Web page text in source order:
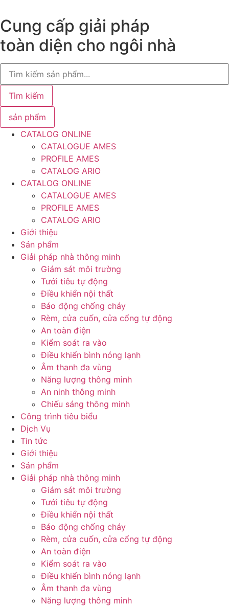
đến
nội
dung
Cung cấp giải pháp
toàn diện cho ngôi nhà
Search
Tìm kiếm
sản phẩm
CATALOG ONLINE
CATALOGUE AMES
PROFILE AMES
CATALOG ARIO
CATALOG ONLINE
CATALOGUE AMES
PROFILE AMES
CATALOG ARIO
Giới thiệu
Sản phẩm
Giải pháp nhà thông minh
Giám sát môi trường
Tưới tiêu tự động
Điều khiển nội thất
Báo động chống cháy
Rèm, cửa cuốn, cửa cổng tự động
An toàn điện
Kiểm soát ra vào
Điều khiển bình nóng lạnh
Âm thanh đa vùng
Năng lượng thông minh
An ninh thông minh
Chiếu sáng thông minh
Công trình tiêu biểu
Dịch Vụ
Tin tức
Giới thiệu
Sản phẩm
Giải pháp nhà thông minh
Giám sát môi trường
Tưới tiêu tự động
Điều khiển nội thất
Báo động chống cháy
Rèm, cửa cuốn, cửa cổng tự động
An toàn điện
Kiểm soát ra vào
Điều khiển bình nóng lạnh
Âm thanh đa vùng
Năng lượng thông minh